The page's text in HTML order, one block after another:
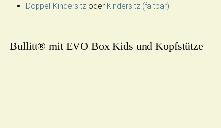
Doppel-Kindersitz oder Kindersitz (faltbar)
Bullitt® mit EVO Box Kids und Kopfstütze